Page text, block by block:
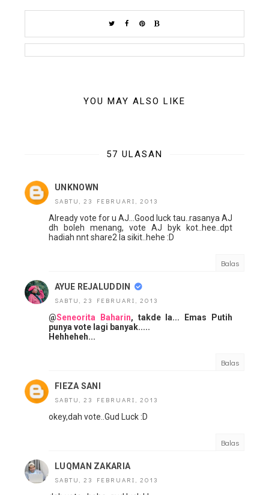
YOU MAY ALSO LIKE
57 ULASAN
UNKNOWN
SABTU, 23 FEBRUARI, 2013
Already vote for u AJ...Good luck tau..rasanya AJ
dh boleh menang, vote AJ byk kot..hee..dpt
hadiah nnt share2 la sikit..hehe :D
Balas
AYUE REJALUDDIN
SABTU, 23 FEBRUARI, 2013
@Seneorita Baharin, takde la... Emas Putih
punya vote lagi banyak.....
Hehheheh...
Balas
FIEZA SANI
SABTU, 23 FEBRUARI, 2013
okey,dah vote..Gud Luck :D
Balas
LUQMAN ZAKARIA
SABTU, 23 FEBRUARI, 2013